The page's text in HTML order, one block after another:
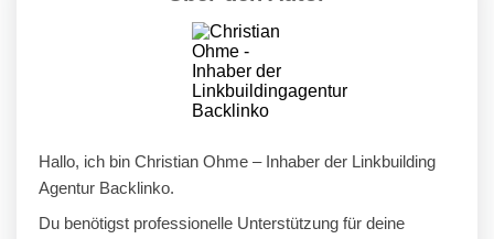
Hallo, ich bin Christian Ohme – Inhaber der Linkbuilding
Agentur Backlinko.
Du benötigst professionelle Unterstützung für deine